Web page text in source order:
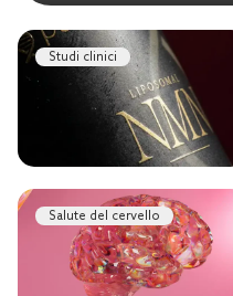
Studi clinici
Salute del cervello